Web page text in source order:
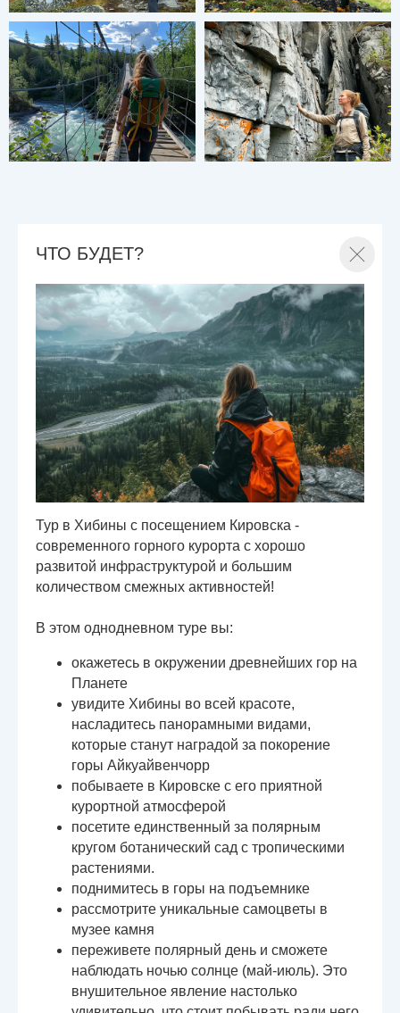
ЧТО БУДЕТ?
Тур в Хибины с посещением Кировска -
современного горного курорта с хорошо
развитой инфраструктурой и большим
количеством смежных активностей!
В этом однодневном туре вы:
окажетесь в окружении древнейших гор на
Планете
увидите Хибины во всей красоте,
насладитесь панорамными видами,
которые станут наградой за покорение
горы Айкуайвенчорр
побываете в Кировске с его приятной
курортной атмосферой
посетите единственный за полярным
кругом ботанический сад с тропическими
растениями.
поднимитесь в горы на подъемнике
рассмотрите уникальные самоцветы в
музее камня
переживете полярный день и сможете
наблюдать ночью солнце (май-июль). Это
внушительное явление настолько